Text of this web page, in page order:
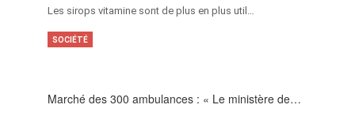
Les sirops vitamine sont de plus en plus util…
Marché des 300 ambulances : « Le ministère de…
SOCIÉTÉ